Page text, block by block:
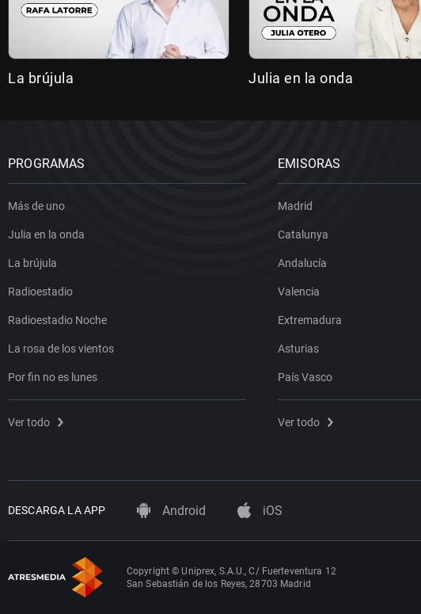
La brújula Julia en la onda
PROGRAMAS
Más de uno
Julia en la onda
La brújula
Radioestadio
Radioestadio Noche
La rosa de los vientos
Por fin no es lunes
Ver todo
EMISORAS
Madrid
Catalunya
Andalucía
Valencia
Extremadura
Asturias
País Vasco
Ver todo
DESCARGA LA APP Android iOS
Copyright © Uniprex, S.A.U., C/ Fuerteventura 12
San Sebastián de los Reyes, 28703 Madrid